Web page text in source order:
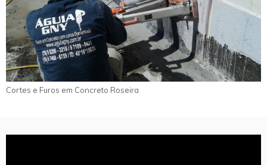
Cortes e Furos em Concreto Roseira